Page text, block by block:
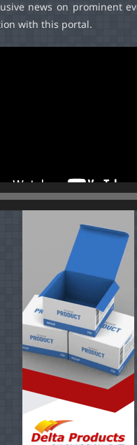
news on prominent
with this portal.